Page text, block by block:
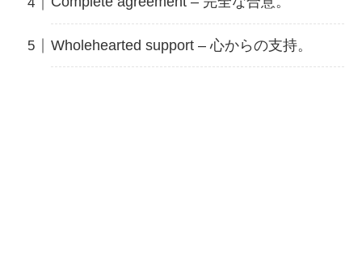
Wholehearted support – 心からの支持。